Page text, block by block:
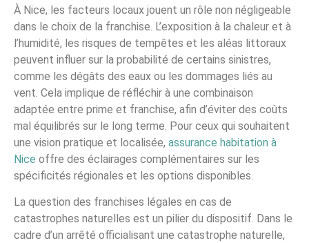
À Nice, les facteurs locaux jouent un rôle non négligeable
dans le choix de la franchise. L’exposition à la chaleur et à
l’humidité, les risques de tempêtes et les aléas littoraux
peuvent influer sur la probabilité de certains sinistres,
comme les dégâts des eaux ou les dommages liés au
vent. Cela implique de réfléchir à une combinaison
adaptée entre prime et franchise, afin d’éviter des coûts
mal équilibrés sur le long terme. Pour ceux qui souhaitent
une vision pratique et localisée, assurance habitation à
Nice offre des éclairages complémentaires sur les
spécificités régionales et les options disponibles.
La question des franchises légales en cas de
catastrophes naturelles est un pilier du dispositif. Dans le
cadre d’un arrêté officialisant une catastrophe naturelle,